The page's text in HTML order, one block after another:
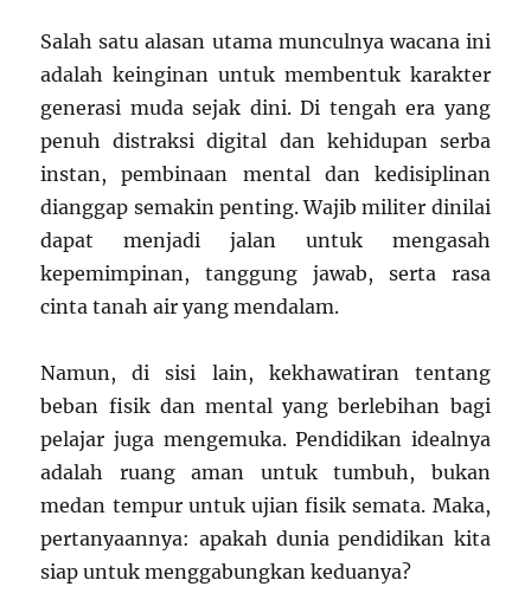
Salah satu alasan utama munculnya wacana ini
adalah keinginan untuk membentuk karakter
generasi muda sejak dini. Di tengah era yang
penuh distraksi digital dan kehidupan serba
instan, pembinaan mental dan kedisiplinan
dianggap semakin penting. Wajib militer dinilai
dapat menjadi jalan untuk mengasah
kepemimpinan, tanggung jawab, serta rasa
cinta tanah air yang mendalam.
Namun, di sisi lain, kekhawatiran tentang
beban fisik dan mental yang berlebihan bagi
pelajar juga mengemuka. Pendidikan idealnya
adalah ruang aman untuk tumbuh, bukan
medan tempur untuk ujian fisik semata. Maka,
pertanyaannya: apakah dunia pendidikan kita
siap untuk menggabungkan keduanya?